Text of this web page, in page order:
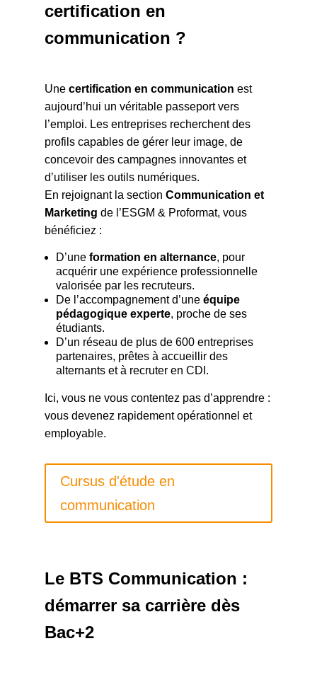
certification en
communication ?
Une certification en communication est
aujourd’hui un véritable passeport vers
l’emploi. Les entreprises recherchent des
profils capables de gérer leur image, de
concevoir des campagnes innovantes et
d’utiliser les outils numériques.
En rejoignant la section Communication et
Marketing de l’ESGM & Proformat, vous
bénéficiez :
D’une formation en alternance, pour
acquérir une expérience professionnelle
valorisée par les recruteurs.
De l’accompagnement d’une équipe
pédagogique experte, proche de ses
étudiants.
D’un réseau de plus de 600 entreprises
partenaires, prêtes à accueillir des
alternants et à recruter en CDI.
Ici, vous ne vous contentez pas d’apprendre :
vous devenez rapidement opérationnel et
employable.
Cursus d'étude en
communication
Le BTS Communication :
démarrer sa carrière dès
Bac+2